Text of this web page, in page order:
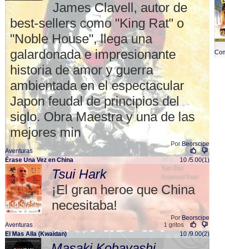
James Clavell, autor de
best-sellers como "King Rat" o
"Noble House", llega una
galardonada e impresionante
historia de amor y guerra
ambientada en el espectacular
Japon feudal de principios del
siglo. Obra Maestra y una de las
mejores min
PorBeorscipe
Aventuras
Érase Una Vez en China
10 /5.00(1)
Tsui Hark
¡El gran heroe que China
necesitaba!
Por Beorscipe
Aventuras
1 gritos
El Mas Alla (Kwaidan)
10 /9.00(2)